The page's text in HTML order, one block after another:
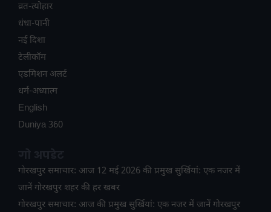
व्रत-त्योहार
धंधा-पानी
नई दिशा
टेलीकॉम
ए​डमिशन अलर्ट
धर्म-अध्यात्म
English
Duniya 360
गोरखपुर समाचार: आज 12 मई 2026 की प्रमुख सुर्खियां: एक नजर में
जानें गोरखपुर शहर की हर खबर
गोरखपुर समाचार: आज की प्रमुख सुर्खियां: एक नजर में जानें गोरखपुर